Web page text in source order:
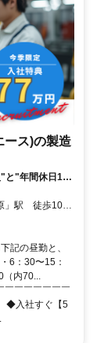
ース)の製造
と"年間休日120
車で約40分と
記の昼勤と、
6：30〜15：
（内70...
￣￣￣￣￣￣￣
◆入社すぐ【5